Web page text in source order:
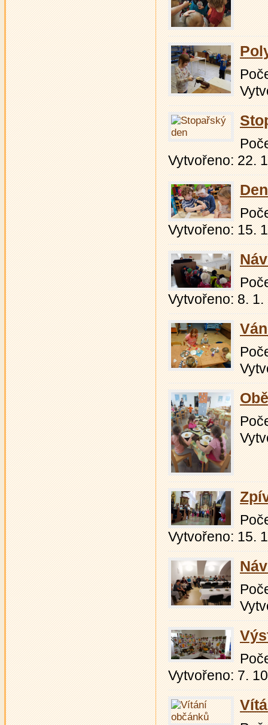
Vytvořeno: 22.
Vytvořeno: 15.
Vytvořeno: 8. 1.
Vytvořeno: 15.
Vytvořeno: 7.